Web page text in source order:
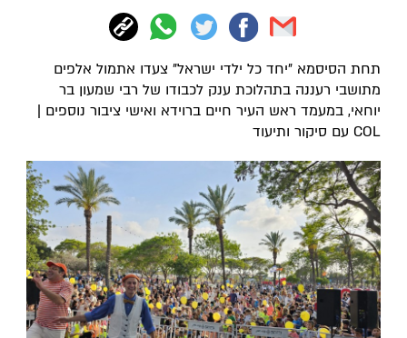
תחת הסיסמא "יחד כל ילדי ישראל" צעדו אתמול אלפים
מתושבי רעננה בתהלוכת ענק לכבודו של רבי שמעון בר
יוחאי, במעמד ראש העיר חיים ברוידא ואישי ציבור נוספים |
COL עם סיקור ותיעוד